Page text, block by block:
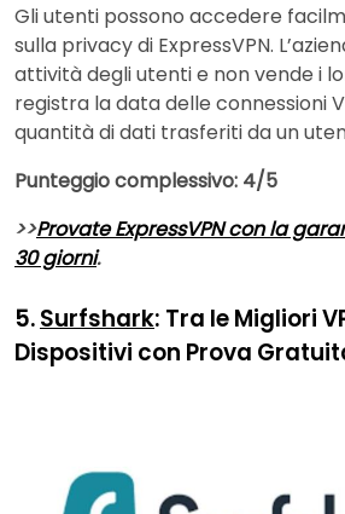
Gli utenti possono accedere
sulla privacy di ExpressVPN.
attività degli utenti e non vende i
registra la data delle connessioni
quantità di dati trasferiti da un
Punteggio complessivo: 4/5
>>Provate ExpressVPN con la
30 giorni.
5.Surfshark: Tra le Migliori
Dispositivi con Prova